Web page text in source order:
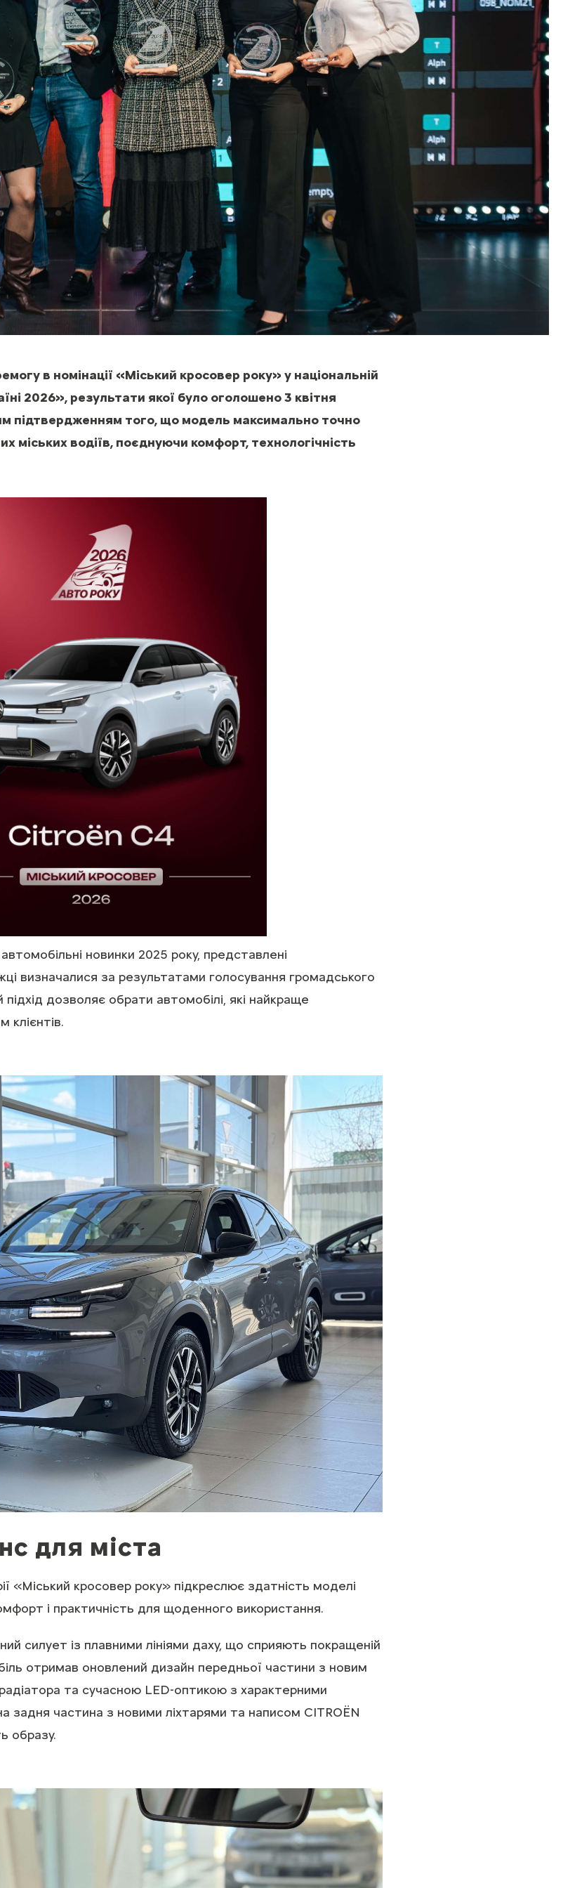
в номінації «Міський кросовер року» у національній
2026», результати якої було оголошено 3 квітня
підтвердженням того, що модель максимально точно
міських водіїв, поєднуючи комфорт, технологічність
новинки 2025 року, представлені
визначалися за результатами голосування громадського
дозволяє обрати автомобілі, які найкраще
клієнтів.
для міста
«Міський кросовер року» підкреслює здатність моделі
і практичність для щоденного використання.
силует із плавними лініями даху, що сприяють покращеній
отримав оновлений дизайн передньої частини з новим
та сучасною LED-оптикою з характерними
задня частина з новими ліхтарями та написом CITROËN
образу.